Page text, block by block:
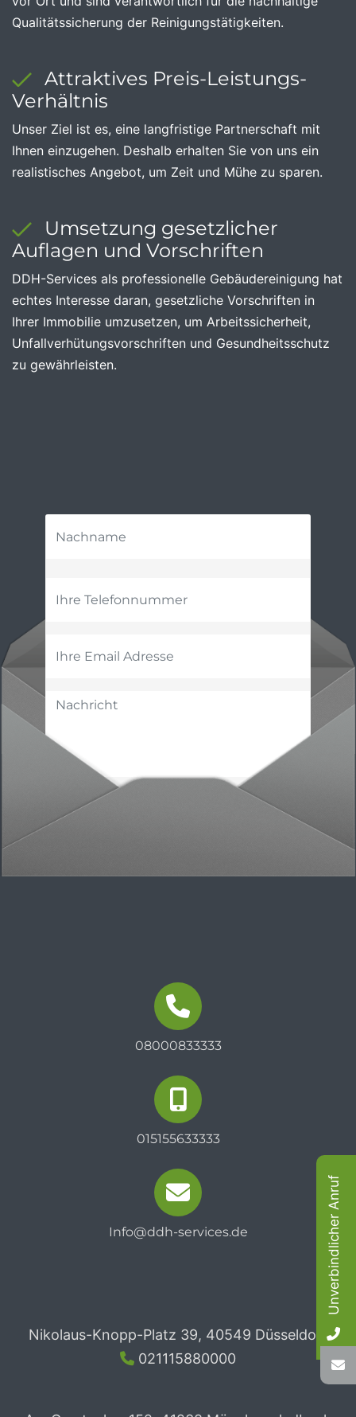
Qualitätssicherung der Reinigungstätigkeiten.
Attraktives Preis-Leistungs-
Verhältnis
Unser Ziel ist es, eine langfristige Partnerschaft mit
Ihnen einzugehen. Deshalb erhalten Sie von uns ein
realistisches Angebot, um Zeit und Mühe zu sparen.
Umsetzung gesetzlicher
Auflagen und Vorschriften
DDH-Services als professionelle Gebäudereinigung hat
echtes Interesse daran, gesetzliche Vorschriften in
Ihrer Immobilie umzusetzen, um Arbeitssicherheit,
Unfallverhütungsvorschriften und Gesundheitsschutz
zu gewährleisten.
08000833333
015155633333
Info@ddh-services.de
Nikolaus-Knopp-Platz 39, 40549 Düsseldorf
021115880000
Unverbindlicher Anruf